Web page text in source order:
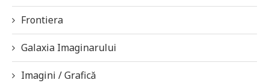
Frontiera
Galaxia Imaginarului
Imagini / Grafică